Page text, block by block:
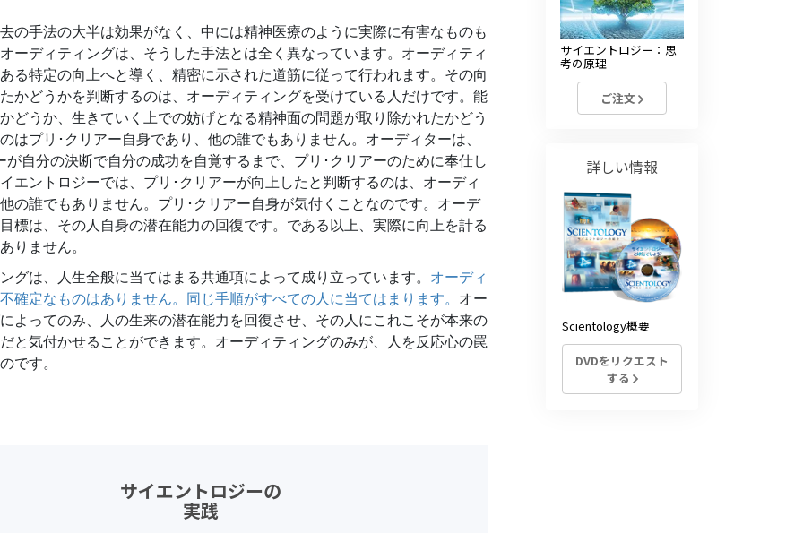
理 サイエントロジーを
世界にもたらす
ツ
市民の人権擁護の会
サイエントロジー･ボランティア･ミニ
スター
高潔さと正直さ
結婚
感情のトーン・スケール
薬物に対する解決策
職場のためのツール
エシックスとコンディション
調査
組織化の基礎
の手法の大半は効果がなく、中には精神医療のように実際に有害なものも
ーディティングは、そうした手法とは全く異なっています。オーディティ
る特定の向上へと導く、精密に示された道筋に従って行われます。その向
かどうかを判断するのは、オーディティングを受けている人だけです。能
どうか、生きていく上での妨げとなる精神面の問題が取り除かれたかどう
はプリ･クリアー自身であり、他の誰でもありません。オーディターは、
が自分の決断で自分の成功を自覚するまで、プリ･クリアーのために奉仕し
エントロジーでは、プリ･クリアーが向上したと判断するのは、オーディ
の誰でもありません。プリ･クリアー自身が気付くことなのです。オーデ
標は、その人自身の潜在能力の回復です。である以上、実際に向上を計る
りません。
グは、人生全般に当てはまる共通項によって成り立っています。 オーディ
確定なものはありません。同じ手順がすべての人に当てはまります。 オー
よってのみ、人の生来の潜在能力を回復させ、その人にこれこそが本来の
と気付かせることができます。オーディティングのみが、人を反応心の罠
です。
サイエントロジーの
実践
サイエントロジー：思
考の原理
ご注文
詳しい情報
Scientology概要
DVDをリクエスト
する